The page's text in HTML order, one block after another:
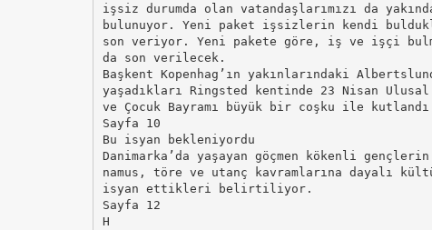
işsiz durumda olan vatandaşlarımızı da
bulunuyor. Yeni paket işsizlerin kendi
son veriyor. Yeni pakete göre, iş ve işçi
da son verilecek.
Başkent Kopenhag’ın yakınlarındaki
yaşadıkları Ringsted kentinde 23 Nisan Ulusal
ve Çocuk Bayramı büyük bir coşku ile
Sayfa 10
Bu isyan bekleniyordu
Danimarka’da yaşayan göçmen kökenli gençlerin
namus, töre ve utanç kavramlarına dayalı
isyan ettikleri belirtiliyor.
Sayfa 12
H